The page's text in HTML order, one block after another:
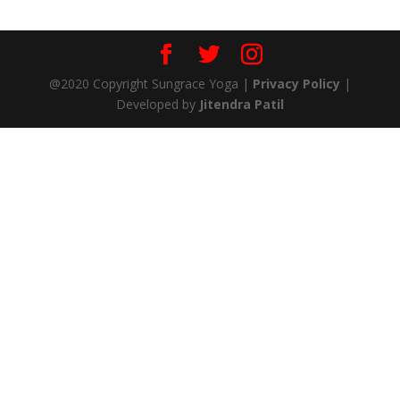
@2020 Copyright Sungrace Yoga | Privacy Policy |
Developed by Jitendra Patil